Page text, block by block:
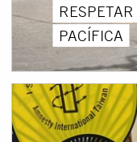
PACÍFICA